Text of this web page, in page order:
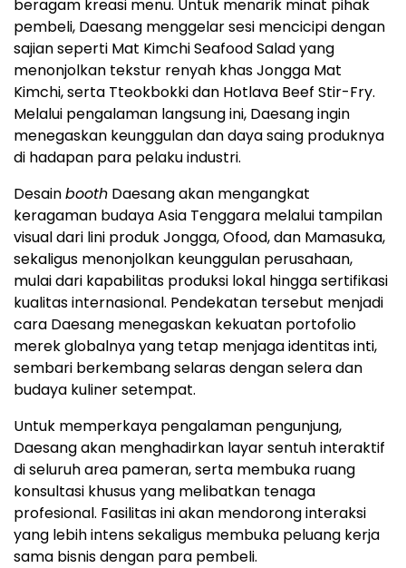
beragam kreasi menu. Untuk menarik minat pihak
pembeli, Daesang menggelar sesi mencicipi dengan
sajian seperti Mat Kimchi Seafood Salad yang
menonjolkan tekstur renyah khas Jongga Mat
Kimchi, serta Tteokbokki dan Hotlava Beef Stir-Fry.
Melalui pengalaman langsung ini, Daesang ingin
menegaskan keunggulan dan daya saing produknya
di hadapan para pelaku industri.
Desainbooth Daesang akan mengangkat
keragaman budaya Asia Tenggara melalui tampilan
visual dari lini produk Jongga, Ofood, dan Mamasuka,
sekaligus menonjolkan keunggulan perusahaan,
mulai dari kapabilitas produksi lokal hingga sertifikasi
kualitas internasional. Pendekatan tersebut menjadi
cara Daesang menegaskan kekuatan portofolio
merek globalnya yang tetap menjaga identitas inti,
sembari berkembang selaras dengan selera dan
budaya kuliner setempat.
Untuk memperkaya pengalaman pengunjung,
Daesang akan menghadirkan layar sentuh interaktif
di seluruh area pameran, serta membuka ruang
konsultasi khusus yang melibatkan tenaga
profesional. Fasilitas ini akan mendorong interaksi
yang lebih intens sekaligus membuka peluang kerja
sama bisnis dengan para pembeli.